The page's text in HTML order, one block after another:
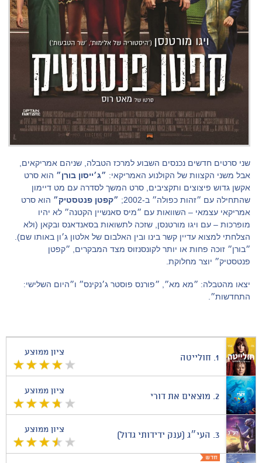
שני סרטים חדשים נכנסים השבוע למרכז הטבלה, שניהם אמריקאים,
אבל משני הקצוות של הקולנוע האמריקאי: ״ג׳ייסון בורן״ הוא סרט
אקשן גדוש פיצוצים ותקציבים, סרט המשך לסדרה עם מט דיימון
שהתחילה עם ״זהות כפולה״ ב-2002;
״קפטן פנטסטיק״ הוא סרט
אמריקאי עצמאי – השוואות עם ״מיס סאנשיין הקטנה״ לא יהיו
מופרכות – עם ויגו מורטנסן, שזכה לתשואות בסאנדאנס ובקאן (ולא
הצלחתי למצוא עדיין קשר בינו ובין האלבום של אלטון ג׳ון באותו שם).
״בורן״ זוכה פחות או יותר לקונסנזוס מצד המבקרים, ״קפטן
פנטסטיק״ יוצר מחלוקת.
יצאו מהטבלה: ״מא מא״, ״פורנס פוסטר ג׳נקינס״ ו״היום השלישי:
התחדשות״.
ציון ממוצע
1. חולייטה
ציון ממוצע
2. מוצאים את דורי
ציון ממוצע
3. העי״ג (ענק ידידותי גדול)